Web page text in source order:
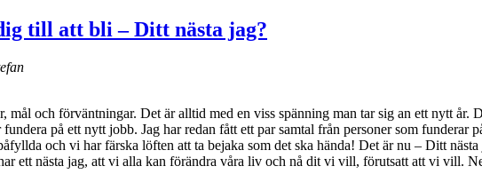
till att bli – Ditt nästa jag?
mål och förväntningar. Det är alltid med en viss spänning man tar sig an ett nytt
på ett nytt jobb. Jag har redan fått ett par samtal från personer som funderar
och vi har färska löften att ta bejaka som det ska hända! Det är nu – Ditt
ett nästa jag, att vi alla kan förändra våra liv och nå dit vi vill, förutsatt att vi vill.